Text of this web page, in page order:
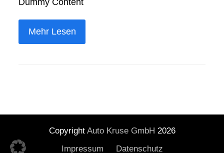
Dummy Content
Mehr Lesen
Copyright Auto Kruse GmbH 2026
Impressum
Datenschutz